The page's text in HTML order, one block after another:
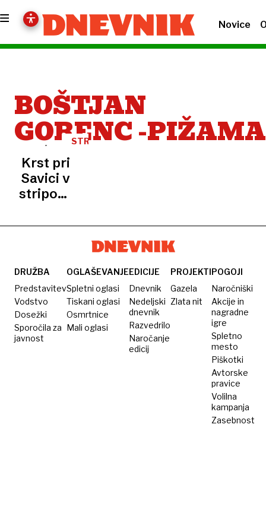
Novice
BOŠTJAN
GORENC -PIŽAMA
STRIP
Krst pri
Savici v
stripovski
DRUŽBA
Predstavitev
Vodstvo
Dosežki
Sporočila za
javnost
OGLAŠEVANJE
Spletni oglasi
Tiskani oglasi
Osmrtnice
Mali oglasi
EDICIJE
Dnevnik
Nedeljski
dnevnik
Razvedrilo
Naročanje
edicij
PROJEKTI
Gazela
Zlata nit
POGOJI
Naročniški
Akcije in
nagradne
igre
Spletno
mesto
Piškotki
Avtorske
pravice
Volilna
kampanja
Zasebnost